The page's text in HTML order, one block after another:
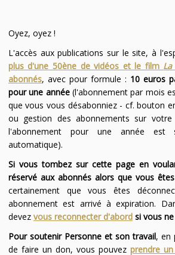
Oyez, oyez !
L'accès aux publications sur le site, à
plus d'une 50ène de vidéos et le film
abonnés, avec pour formule : 10 euros
pour une année(l'abonnement par mois
que vous vous désabonniez - cf. bouton
ou gestion des abonnements sur
l'abonnement pour une année est
automatique).
Si vous tombez sur cette page en
réservé aux abonnés alors que vous
certainement que vous êtes
abonnement est arrivé à expiration.
devez vous reconnecter d'abordsi vous
Pour soutenir Personne et son travail, en
de faire un don, vous pouvez prendre